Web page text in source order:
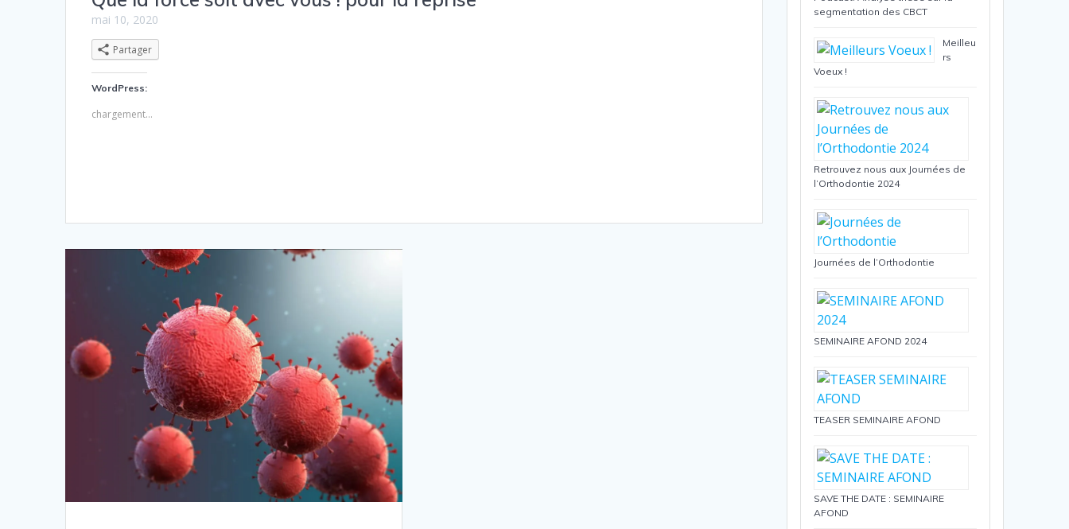
mai 10, 2020
Partager
WordPress:
chargement…
segmentation des CBCT
Meilleu
rs
Voeux !
Retrouvez nous aux Journées de
l’Orthodontie 2024
Journées de l’Orthodontie
SEMINAIRE AFOND 2024
TEASER SEMINAIRE AFOND
SAVE THE DATE : SEMINAIRE
AFOND